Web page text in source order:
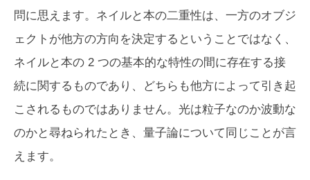
問に思えます。ネイルと本の二重性は、一方のオブジ
ェクトが他方の方向を決定するということではなく、
ネイルと本の 2 つの基本的な特性の間に存在する接
続に関するものであり、どちらも他方によって引き起
こされるものではありません。光は粒子なのか波動な
のかと尋ねられたとき、量子論について同じことが言
えます。